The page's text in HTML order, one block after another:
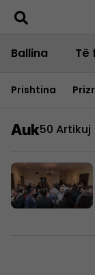
Ballina Të
Prishtina
Auk50 Artikuj